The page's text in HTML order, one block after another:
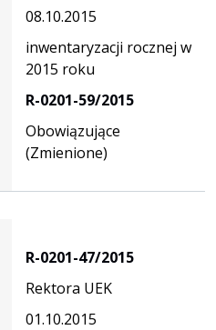
08.10.2015
inwentaryzacji rocznej w
2015 roku
R-0201-59/2015
Obowiązujące
(Zmienione)
R-0201-47/2015
Rektora UEK
01.10.2015